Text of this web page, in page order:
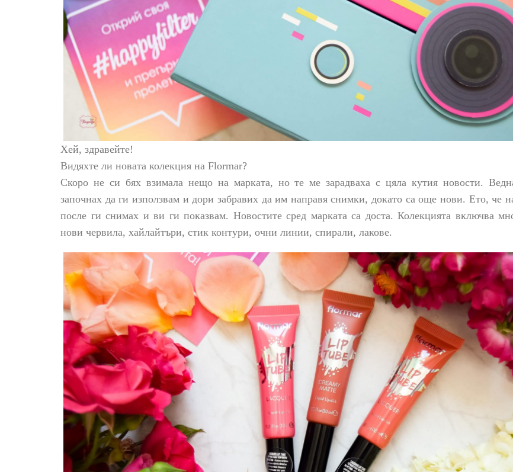
Хей, здравейте!
Видяхте ли новата колекция на Flormar?
Скоро не си бях взимала нещо на марката, но те ме зарадваха с цяла кутия новости.
започнах да ги използвам и дори забравих да им направя снимки, докато са още нови. Ето, че
после ги снимах и ви ги показвам. Новостите сред марката са доста. Колекцията включва
нови червила, хайлайтъри, стик контури, очни линии, спирали, лакове.